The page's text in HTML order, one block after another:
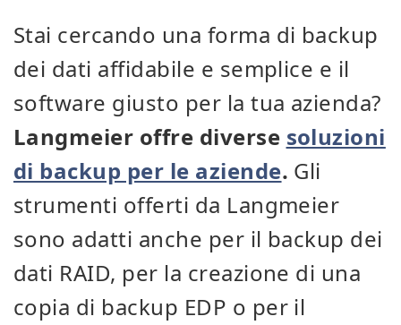
Stai cercando una forma di backup
dei dati affidabile e semplice e il
software giusto per la tua azienda?
Langmeier offre diverse soluzioni
di backup per le aziende. Gli
strumenti offerti da Langmeier
sono adatti anche per il backup dei
dati RAID, per la creazione di una
copia di backup EDP o per il